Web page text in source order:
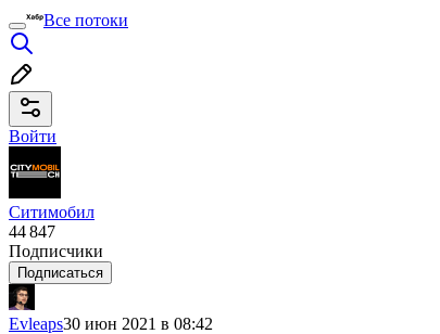
Все потоки
Войти
Ситимобил
44 847
Подписчики
Подписаться
Evleaps30 июн 2021 в 08:42